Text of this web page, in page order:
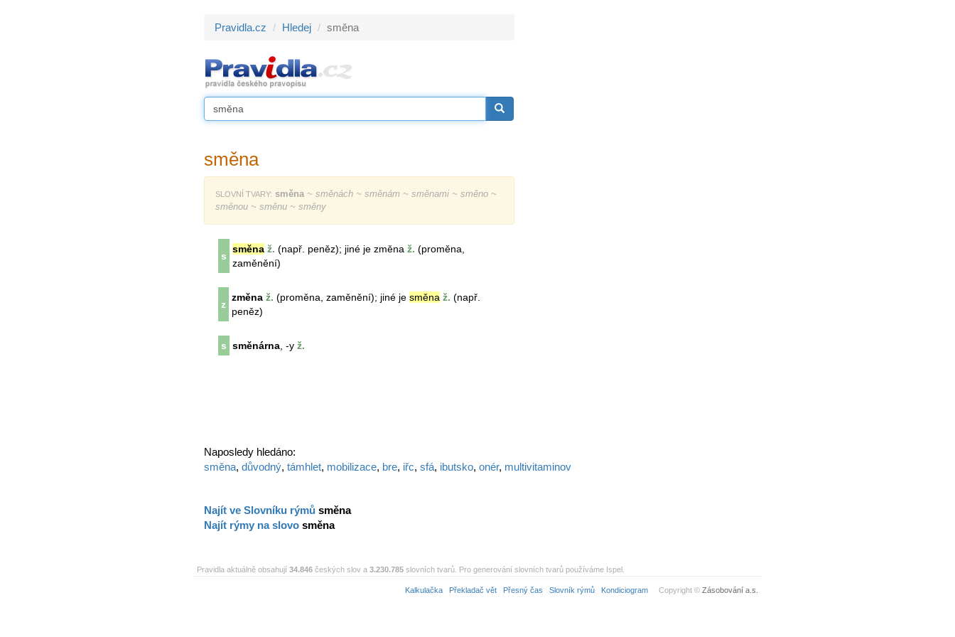
Pravidla.cz Hledej směna
směna
SLOVNÍ TVARY: směna ~ směnách ~ směnám ~ směnami ~ směno ~
směnou ~ směnu ~ směny
s
směna ž. (např. peněz); jiné je změna ž. (proměna,
zaměnění)
z
změna ž. (proměna, zaměnění); jiné je směna ž. (např.
peněz)
s směnárna , -y ž.
Naposledy hledáno:
směna, důvodný, támhlet, mobilizace, bre, iřc, sfá, ibutsko, onér, multivitaminov
Najít ve Slovníku rýmů směna
Najít rýmy na slovo směna
Pravidla aktuálně obsahují 34.846 českých slov a 3.230.785 slovních tvarů. Pro generování slovních tvarů používáme Ispel.
Kalkulačka Překladač vět Přesný čas Slovník rýmů Kondiciogram Copyright © Zásobování a.s.